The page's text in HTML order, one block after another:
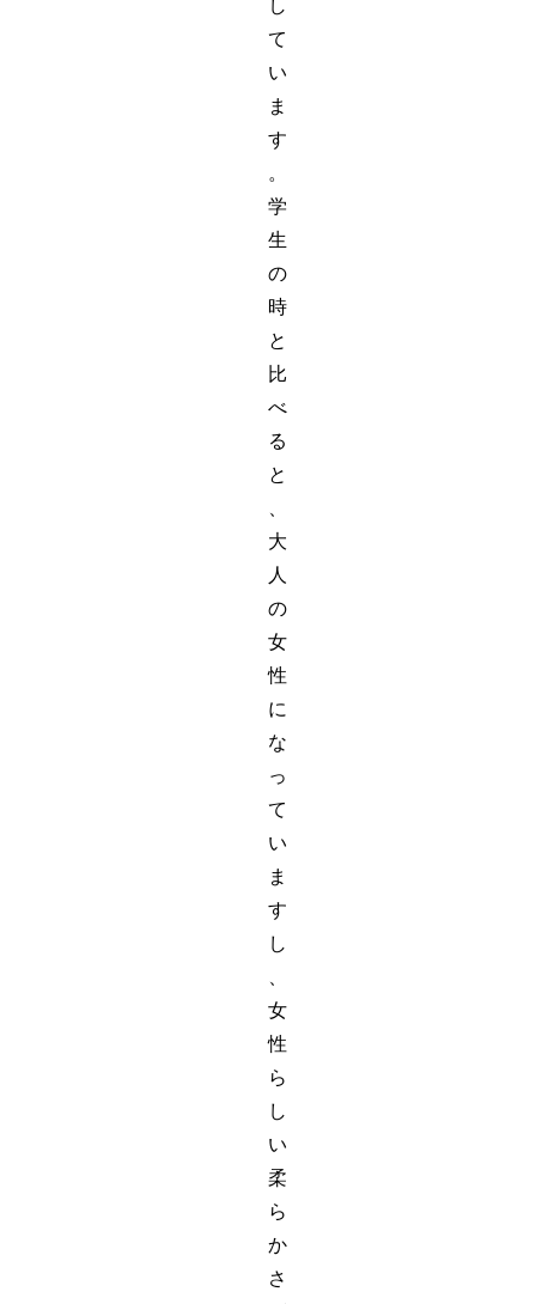
し
て
い
ま
す
。
学
生
の
時
と
比
べ
る
と
大
人
の
女
性
に
な
っ
て
い
ま
す
し
女
性
ら
し
い
柔
ら
か
さ